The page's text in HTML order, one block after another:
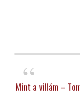
Mint a villám –